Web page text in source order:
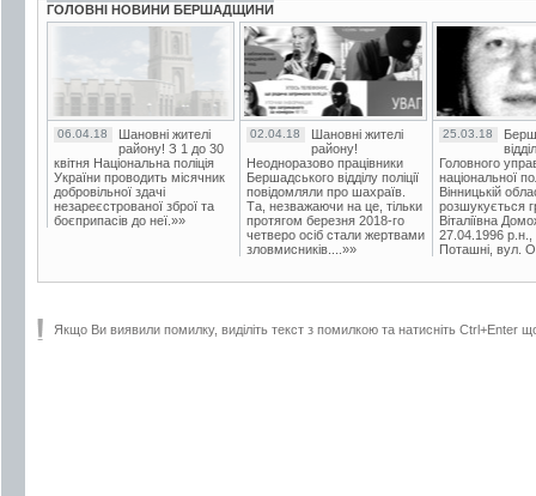
ГОЛОВНІ НОВИНИ БЕРШАДЩИНИ
06.04.18
Шановні жителі
району! З 1 до 30
квітня Національна поліція
України проводить місячник
добровільної здачі
незареєстрованої зброї та
боєприпасів до неї.»»
02.04.18
Шановні жителі
району!
Неодноразово працівники
Бершадського відділу поліції
повідомляли про шахраїв.
Та, незважаючи на це, тільки
протягом березня 2018-го
четверо осіб стали жертвами
зловмисників....»»
25.03.18
Головного
національної
Вінницькій
розшукується
Віталіївна
27.04.1996 р.н.,
Поташні, вул.
Якщо Ви виявили помилку, виділіть текст з помилкою та натисніть Ctrl+Enter